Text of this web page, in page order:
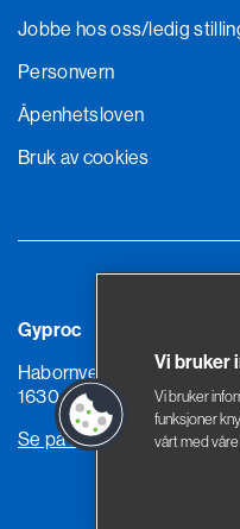
Jobbe hos oss/ledig
Personvern
Åpenhetsloven
Bruk av cookies
Gyproc
Habornveien 59
1630 Gamle Fredrikstad
Se på kart
Vi bruker
Vi bruker
funksjoner
vårt med